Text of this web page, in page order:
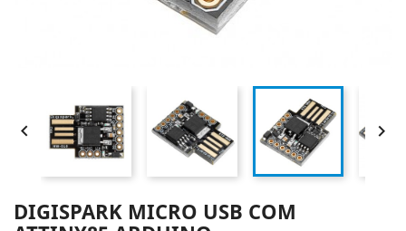
 
DIGISPARK MICRO USB COM